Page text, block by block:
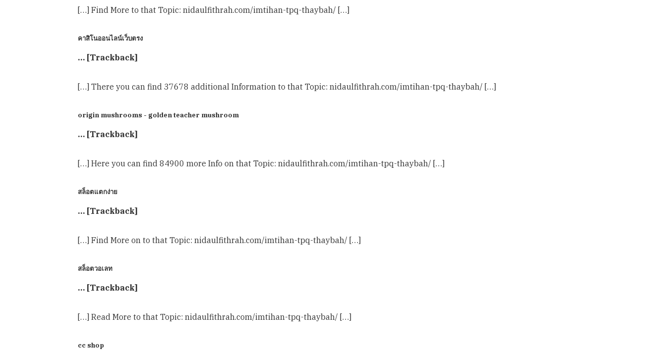
[…] Find More to that Topic: nidaulfithrah.com/imtihan-tpq-thaybah/ […]
คาสิโนออนไลน์เว็บตรง
… [Trackback]
[…] There you can find 37678 additional Information to that Topic: nidaulfithrah.com/imtihan-tpq-thaybah/ […]
origin mushrooms - golden teacher mushroom
… [Trackback]
[…] Here you can find 84900 more Info on that Topic: nidaulfithrah.com/imtihan-tpq-thaybah/ […]
สล็อตแตกง่าย
… [Trackback]
[…] Find More on to that Topic: nidaulfithrah.com/imtihan-tpq-thaybah/ […]
สล็อตวอเลท
… [Trackback]
[…] Read More to that Topic: nidaulfithrah.com/imtihan-tpq-thaybah/ […]
cc shop